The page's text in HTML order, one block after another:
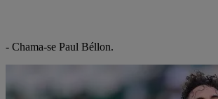
- Chama-se Paul Béllon.